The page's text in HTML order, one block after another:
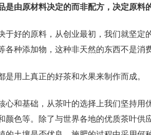
是由原材料决定的而非配方，决定原料
于好的原料，从创业最初，我们就坚
各种添加物，这种非天然的东西不是消
是用上真正的好茶和水果来制作而成。
心和基础，从茶叶的选择上我们坚持
颜色等。除了与世界各地的优质茶叶